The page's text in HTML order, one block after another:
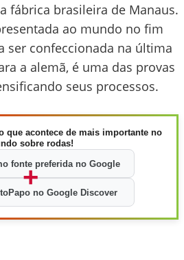
fábrica brasileira de Manaus.
ao mundo no fim
ser confeccionada na última
a alemã, é uma das provas
seus processos.
que acontece de mais importante no
sobre rodas!
fonte preferida no Google
+
no Google Discover